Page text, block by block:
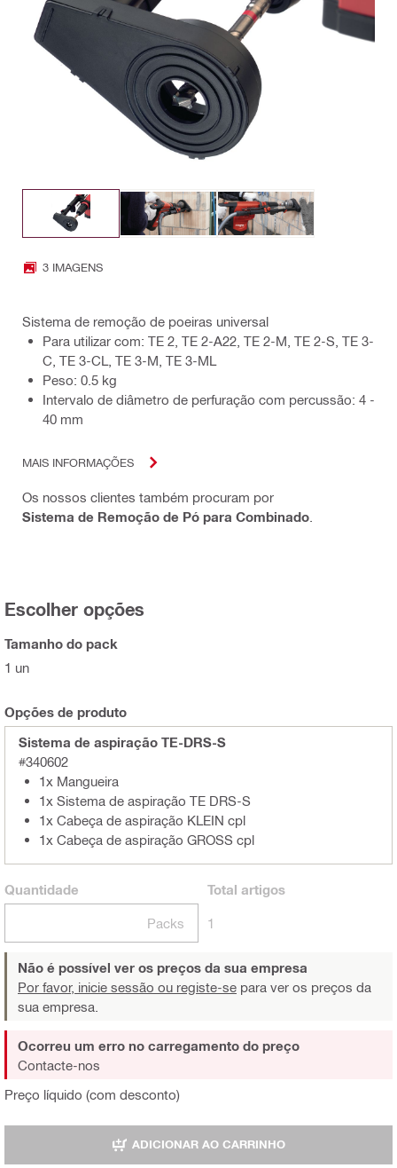
3 IMAGENS
Sistema de remoção de poeiras universal
Para utilizar com: TE 2, TE 2-A22, TE 2-M, TE 2-S, TE 3-
C, TE 3-CL, TE 3-M, TE 3-ML
Peso: 0.5 kg
Intervalo de diâmetro de perfuração com percussão: 4 -
40 mm
MAIS INFORMAÇÕES
Os nossos clientes também procuram por
Sistema de Remoção de Pó para Combinado
Escolher opções
Tamanho do pack
1 un
Opções de produto
Sistema de aspiração TE-DRS-S
#340602
1x Mangueira
1x Sistema de aspiração TE DRS-S
1x Cabeça de aspiração KLEIN cpl
1x Cabeça de aspiração GROSS cpl
Quantidade
Packs
Total artigos
1
Não é possível ver os preços da sua empresa
Por favor, inicie sessão ou registe-se para ver os preços da
sua empresa.
Preço líquido (com desconto)
Ocorreu um erro no carregamento do preço
Contacte-nos
ADICIONAR AO CARRINHO